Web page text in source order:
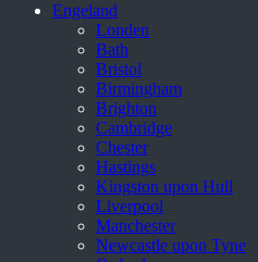
Engeland
Londen
Bath
Bristol
Birmingham
Brighton
Cambridge
Chester
Hastings
Kingston upon Hull
Liverpool
Manchester
Newcastle upon Tyne